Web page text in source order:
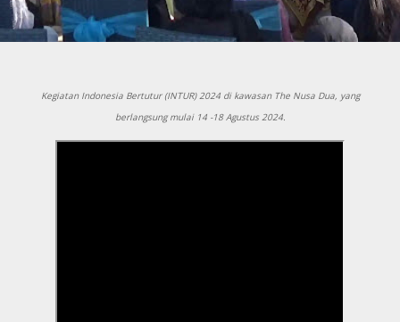
Kegiatan Indonesia Bertutur (INTUR) 2024 di kawasan The Nusa Dua, yang
berlangsung mulai 14 -18 Agustus 2024.